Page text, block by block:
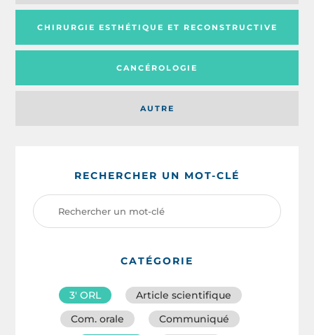
AUTRE
CHIRURGIE ESTHÉTIQUE ET RECONSTRUCTIVE
CANCÉROLOGIE
RECHERCHER UN MOT-CLÉ
CATÉGORIE
3′ ORL
Article scientifique
Com. orale
Communiqué